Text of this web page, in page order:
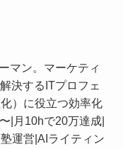
マン。マーケティ
決するITプロフェ
）に役立つ効率化
|月10hで20万達成|
運営|AIライティン